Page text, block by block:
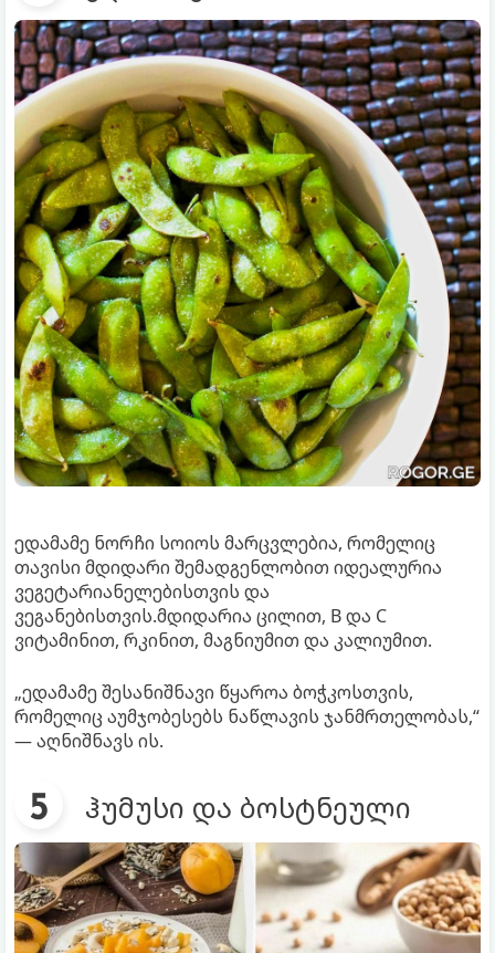
ედამამე ნორჩი სოიოს მარცვლებია, რომელიც
თავისი მდიდარი შემადგენლობით იდეალურია
ვეგეტარიანელებისთვის და
ვეგანებისთვის.მდიდარია ცილით, B და C
ვიტამინით, რკინით, მაგნიუმით და კალიუმით.
„ედამამე შესანიშნავი წყაროა ბოჭკოსთვის,
რომელიც აუმჯობესებს ნაწლავის ჯანმრთელობას,“
— აღნიშნავს ის.
ჰუმუსი და ბოსტნეული